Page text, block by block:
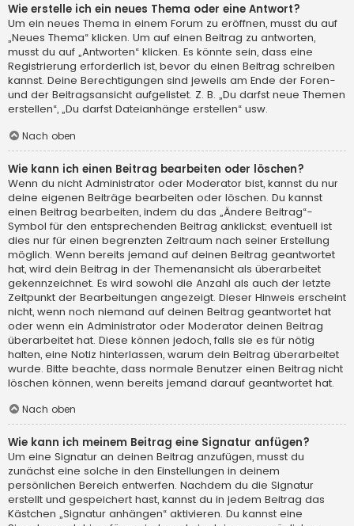
Wie erstelle ich ein neues Thema oder eine Antwort?
Um ein neues Thema in einem Forum zu eröffnen, musst du auf
„Neues Thema“ klicken. Um auf einen Beitrag zu antworten,
musst du auf „Antworten“ klicken. Es könnte sein, dass eine
Registrierung erforderlich ist, bevor du einen Beitrag schreiben
kannst. Deine Berechtigungen sind jeweils am Ende der Foren-
und der Beitragsansicht aufgelistet. Z. B. „Du darfst neue Themen
erstellen“, „Du darfst Dateianhänge erstellen“ usw.
Nach oben
Wie kann ich einen Beitrag bearbeiten oder löschen?
Wenn du nicht Administrator oder Moderator bist, kannst du nur
deine eigenen Beiträge bearbeiten oder löschen. Du kannst
einen Beitrag bearbeiten, indem du das „Ändere Beitrag“-
Symbol für den entsprechenden Beitrag anklickst; eventuell ist
dies nur für einen begrenzten Zeitraum nach seiner Erstellung
möglich. Wenn bereits jemand auf deinen Beitrag geantwortet
hat, wird dein Beitrag in der Themenansicht als überarbeitet
gekennzeichnet. Es wird sowohl die Anzahl als auch der letzte
Zeitpunkt der Bearbeitungen angezeigt. Dieser Hinweis erscheint
nicht, wenn noch niemand auf deinen Beitrag geantwortet hat
oder wenn ein Administrator oder Moderator deinen Beitrag
überarbeitet hat. Diese können jedoch, falls sie es für nötig
halten, eine Notiz hinterlassen, warum dein Beitrag überarbeitet
wurde. Bitte beachte, dass normale Benutzer einen Beitrag nicht
löschen können, wenn bereits jemand darauf geantwortet hat.
Nach oben
Wie kann ich meinem Beitrag eine Signatur anfügen?
Um eine Signatur an deinen Beitrag anzufügen, musst du
zunächst eine solche in den Einstellungen in deinem
persönlichen Bereich entwerfen. Nachdem du die Signatur
erstellt und gespeichert hast, kannst du in jedem Beitrag das
Kästchen „Signatur anhängen“ aktivieren. Du kannst eine